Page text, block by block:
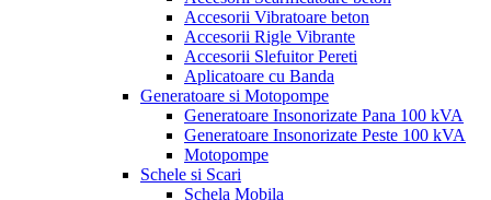
Accesorii Vibratoare beton
Accesorii Rigle Vibrante
Accesorii Slefuitor Pereti
Aplicatoare cu Banda
Generatoare si Motopompe
Generatoare Insonorizate Pana 100 kVA
Generatoare Insonorizate Peste 100 kVA
Motopompe
Schele si Scari
Schela Mobila